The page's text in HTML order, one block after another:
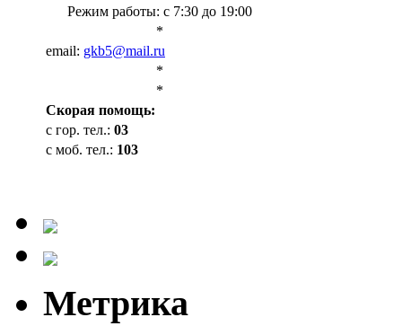
Режим работы: с 7:30 до 19:00
*
email: gkb5@mail.ru
*
*
Cкорая помощь:
с гор. тел.: 03
с моб. тел.: 103
Метрика